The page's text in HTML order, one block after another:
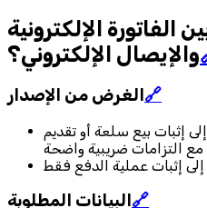
الفاتورة الإلكترونية
والإيصال الإلكتروني؟
الغرض من الإصدار 🔗
إثبات بيع سلعة أو تقديم
البيانات المطلوبة 🔗